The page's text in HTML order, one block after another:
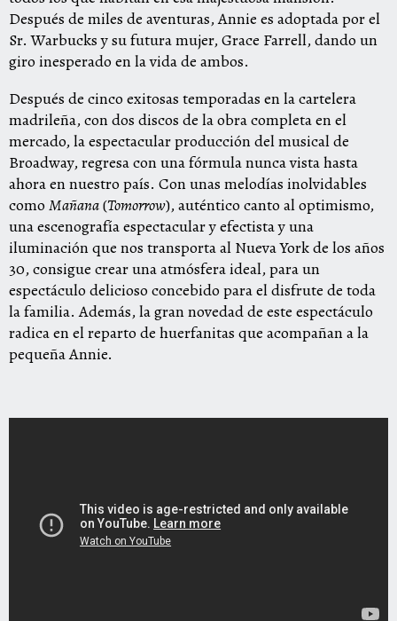
Después de miles de aventuras, Annie es adoptada por el
Sr. Warbucks y su futura mujer, Grace Farrell, dando un
giro inesperado en la vida de ambos.
Después de cinco exitosas temporadas en la cartelera
madrileña, con dos discos de la obra completa en el
mercado, la espectacular producción del musical de
Broadway, regresa con una fórmula nunca vista hasta
ahora en nuestro país. Con unas melodías inolvidables
como Mañana(Tomorrow), auténtico canto al optimismo,
una escenografía espectacular y efectista y una
iluminación que nos transporta al Nueva York de los años
30, consigue crear una atmósfera ideal, para un
espectáculo delicioso concebido para el disfrute de toda
la familia. Además, la gran novedad de este espectáculo
radica en el reparto de huerfanitas que acompañan a la
pequeña Annie.